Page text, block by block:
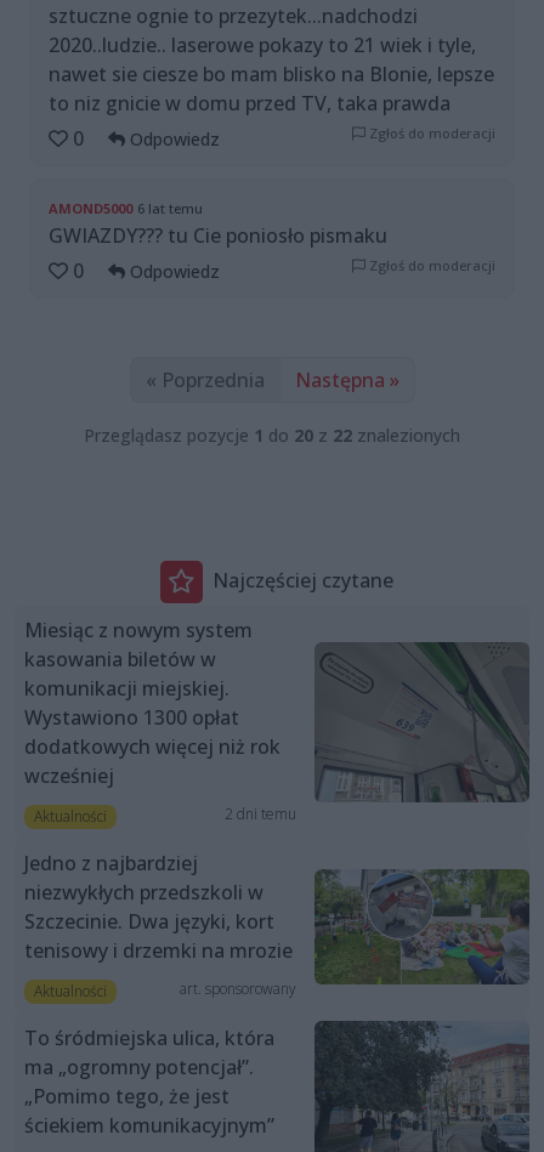
sztuczne ognie to przezytek...nadchodzi
2020..ludzie.. laserowe pokazy to 21 wiek i tyle,
nawet sie ciesze bo mam blisko na Blonie, lepsze
to niz gnicie w domu przed TV, taka prawda
0
Odpowiedz Zgłoś do moderacji
AMOND5000 6 lat temu
GWIAZDY??? tu Cie poniosło pismaku
0
Odpowiedz Zgłoś do moderacji
« Poprzednia Następna »
Przeglądasz pozycje 1 do 20 z 22 znalezionych
Najczęściej czytane
Miesiąc z nowym system
kasowania biletów w
komunikacji miejskiej.
Wystawiono 1300 opłat
dodatkowych więcej niż rok
wcześniej
Aktualności 2 dni temu
Jedno z najbardziej
niezwykłych przedszkoli w
Szczecinie. Dwa języki, kort
tenisowy i drzemki na mrozie
Aktualności art. sponsorowany
To śródmiejska ulica, która
ma „ogromny potencjał”.
„Pomimo tego, że jest
ściekiem komunikacyjnym”